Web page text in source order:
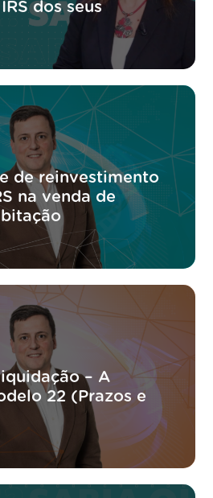
dos seus
de reinvestimento
na venda de
– A
22 (Prazos e